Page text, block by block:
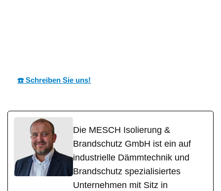
☎️ Schreiben Sie uns!
Die MESCH Isolierung &
Brandschutz GmbH ist ein auf
industrielle Dämmtechnik und
Brandschutz spezialisiertes
Unternehmen mit Sitz in